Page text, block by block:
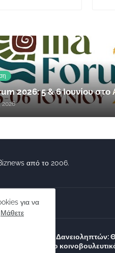
2026: 5 & 6 Ιουνίου
2026
από το 2006.
Σύλλογος Δανειοληπτών:
συνέχεια ο
για να
Μάθετε